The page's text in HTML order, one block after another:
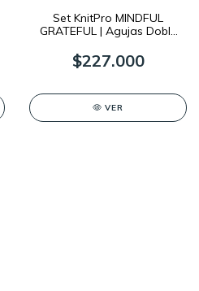
Set KnitPro MINDFUL
GRATEFUL | Agujas Doble
$227.000
VER